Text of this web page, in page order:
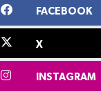
FACEBOOK
X
INSTAGRAM